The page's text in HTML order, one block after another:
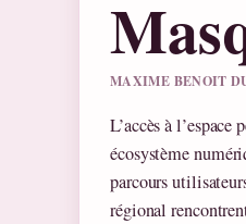
MAXIME BENOIT
L’accès à
écosystème
parcours
régional